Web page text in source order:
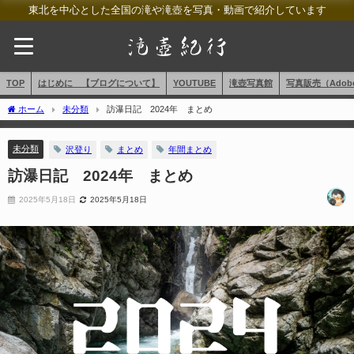
東北を中心とした全国の滝や滝壺を写真・動画で紹介しています
TOP はじめに 【ブログについて】 YOUTUBE 滝壺写真館 写真販売（
ホーム 未分類 訪瀑日記 2024年 まとめ
未分類 沢登り まとめ 年間まとめ
訪瀑日記 2024年 まとめ
2025年5月18日 2025年5月18日